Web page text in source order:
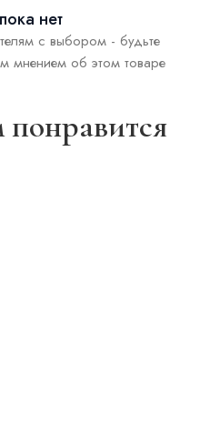
нет
с выбором - будьте
мнением об этом товаре